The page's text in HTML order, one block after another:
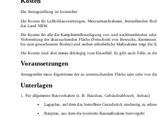
Die Antragstellung ist kostenfrei.
Die Kosten für Luftbildauswertungen, Messwertaufnahmen, feststellenden
das Land NRW.
Die Kosten für alle die Kampfmittelbeseitigung vor- und nachbereitenden
Vorbereitung der abzusuchenden Fläche (Freischnitt von Bewuchs,
bis zum gewachsenen Boden) und andere erforderliche Maßnahmen trägt die
Die Kosten sind aber immer abhängig vom Einzelfall. Es gibt auch Fälle, in
Voraussetzungen
Antragsteller muss Eigentümer der zu untersuchenden Fläche sein oder von
Unterlagen
1. Für allgemeine Bauvorhaben (z. B. Hausbau, Gebäudeabbruch, Anbau):
Lageplan, auf dem das betroffene Grundstück eindeutig zu
Bauplan, aus dem die konkrete Baumaßnahme hervorgeht